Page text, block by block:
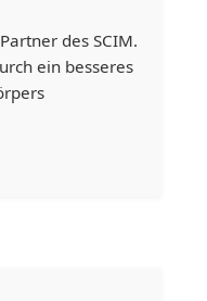
des SCIM.
ein besseres